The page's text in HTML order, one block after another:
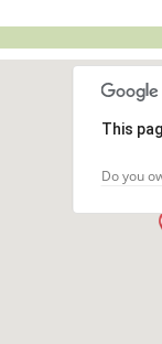
This
Do you